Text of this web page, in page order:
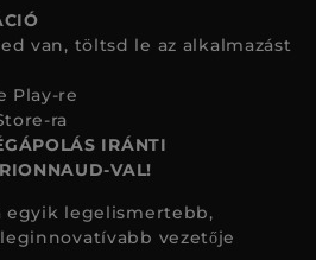
van, töltsd le az alkalmazást
IRÁNTI
VAL!
egyik legelismertebb,
vezetője